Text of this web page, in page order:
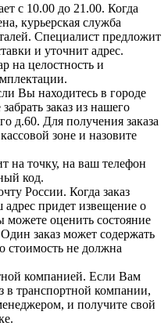
с 10.00 до 21.00. Когда
курьерская служба
Специалист предложит
и уточнит адрес.
на целостность и
Вы находитесь в городе
заказ из нашего
д.60. Для получения заказа
зоне и назовите
на точку, на ваш телефон
код.
России. Когда заказ
адрес придет извещение о
оценить состояние
заказ может содержать
стоимость не должна
компанией. Если Вам
в транспортной компании,
и получите свой